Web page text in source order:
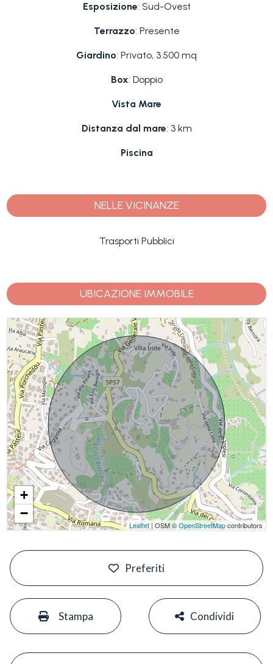
Esposizione: Sud-Ovest
Terrazzo: Presente
Giardino: Privato, 3.500 mq
Box: Doppio
Vista Mare
Distanza dal mare: 3 km
Piscina
NELLE VICINANZE
Trasporti Pubblici
UBICAZIONE IMMOBILE
+
−
Leaflet| OSM ©OpenStreetMapcontributors
Preferiti
Stampa Condividi